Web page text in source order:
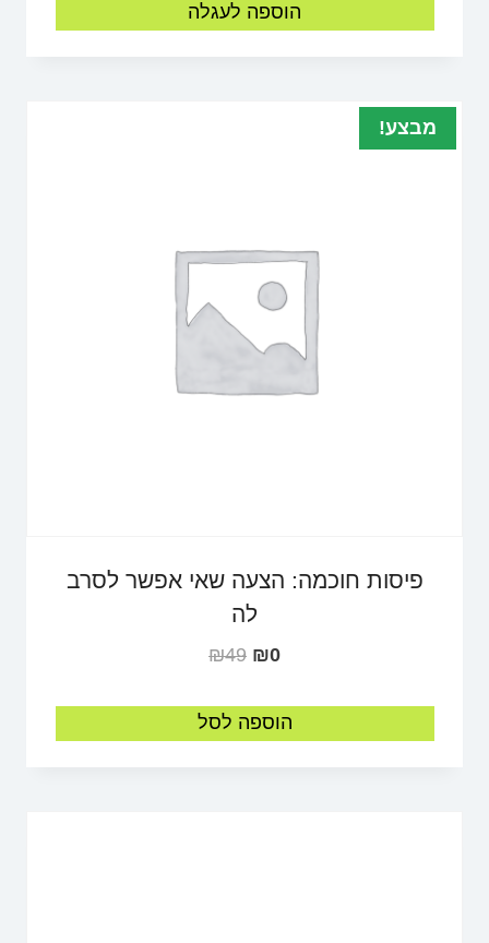
הוספה לעגלה
מבצע!
פיסות חוכמה: הצעה שאי אפשר לסרב
לה
₪49 ₪0
הוספה לסל